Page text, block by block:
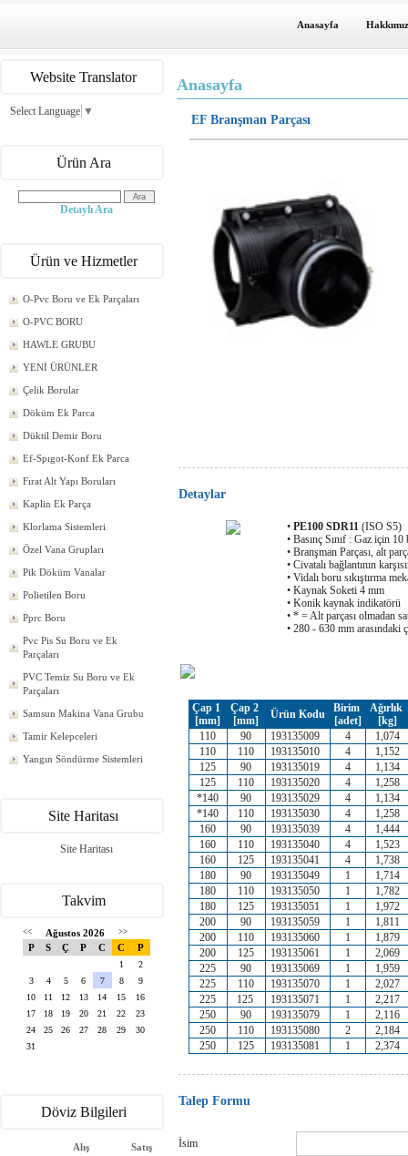
Anasayfa
Website Translator
Select Language ▼
Ürün Ara
Detaylı Ara
Ürün ve Hizmetler
O-Pvc Boru ve Ek Parçaları
O-PVC BORU
HAWLE GRUBU
YENİ ÜRÜNLER
Çelik Borular
Döküm Ek Parca
Düktil Demir Boru
Ef-Spıgot-Konf Ek Parca
Fırat Alt Yapı Boruları
Kaplin Ek Parça
Klorlama Sistemleri
Özel Vana Grupları
Pik Döküm Vanalar
Polietilen Boru
Pprc Boru
Pvc Pis Su Boru ve Ek
Parçaları
PVC Temiz Su Boru ve Ek
Parçaları
Samsun Makina Vana Grubu
Tamir Kelepceleri
Yangın Söndürme Sistemleri
Site Haritası
Site Haritası
Takvim
<< Ağustos 2026 >>
P S Ç P C C P
1
2
3
4 5 6 7 8
9
10
11 12 13 14 15
16
17
18 19 20 21 22
23
24
25 26 27 28 29
30
31
Döviz Bilgileri
Alış
Satış
Anasayfa
EF Branşman Parçası
Detaylar
• PE100 SDR11 (ISO S5)
• Basınç Sınıf : Gaz için
• Branşman Parçası, alt
• Civatalı bağlantının
• Vidalı boru sıkıştırma
• Kaynak Soketi 4 mm
• Konik kaynak indikatörü
• * = Alt parçası olmadan
• 280 - 630 mm arasındaki
Çap 1
[mm]
Çap 2
[mm]
Ürün Kodu
Birim
[adet]
Ağırlık
[kg]
110
90 193135009 4
1,074
110
110 193135010 4
1,152
125
90 193135019 4
1,134
125
110 193135020 4
1,258
*140
90 193135029 4
1,134
*140
110 193135030 4
1,258
160
90 193135039 4
1,444
160
110 193135040 4
1,523
160
125 193135041 4
1,738
180
90 193135049 1
1,714
180
110 193135050 1
1,782
180
125 193135051 1
1,972
200
90 193135059 1
1,811
200
110 193135060 1
1,879
200
125 193135061 1
2,069
225
90 193135069 1
1,959
225
110 193135070 1
2,027
225
125 193135071 1
2,217
250
90 193135079 1
2,116
250
110 193135080 2
2,184
250
125 193135081 1 2,374
Talep Formu
İsim